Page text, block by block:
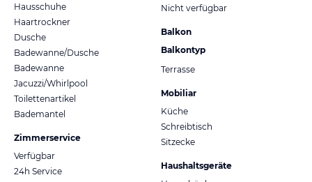
Hausschuhe
Haartrockner
Dusche
Badewanne/Dusche
Badewanne
Jacuzzi/Whirlpool
Toilettenartikel
Bademantel
Zimmerservice
Verfügbar
24h Service
Nicht verfügbar
Balkon
Balkontyp
Terrasse
Mobiliar
Küche
Schreibtisch
Sitzecke
Haushaltsgeräte